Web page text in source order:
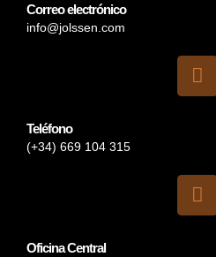
Correo electrónico
info@jolssen.com
Teléfono
(+34) 669 104 315
Oficina Central